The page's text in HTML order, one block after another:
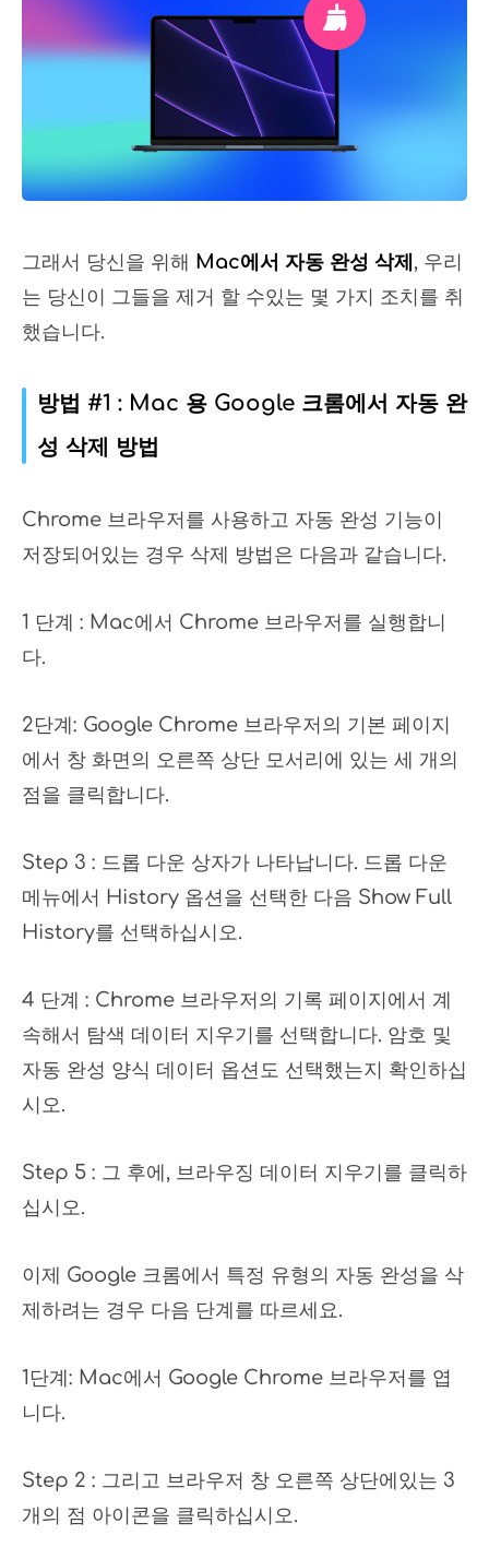
그래서 당신을 위해 Mac에서 자동 완성 삭제 , 우리
는 당신이 그들을 제거 할 수있는 몇 가지 조치를 취
했습니다.
방법 #1 : Mac 용 Google 크롬에서 자동 완
성 삭제 방법
Chrome 브라우저를 사용하고 자동 완성 기능이
저장되어있는 경우 삭제 방법은 다음과 같습니다.
1 단계 : Mac에서 Chrome 브라우저를 실행합니
다.
2단계: Google Chrome 브라우저의 기본 페이지
에서 창 화면의 오른쪽 상단 모서리에 있는 세 개의
점을 클릭합니다.
Step 3 : 드롭 다운 상자가 나타납니다. 드롭 다운
메뉴에서 History 옵션을 선택한 다음 Show Full
History를 선택하십시오.
4 단계 : Chrome 브라우저의 기록 페이지에서 계
속해서 탐색 데이터 지우기를 선택합니다. 암호 및
자동 완성 양식 데이터 옵션도 선택했는지 확인하십
시오.
Step 5 : 그 후에, 브라우징 데이터 지우기를 클릭하
십시오.
이제 Google 크롬에서 특정 유형의 자동 완성을 삭
제하려는 경우 다음 단계를 따르세요.
1단계: Mac에서 Google Chrome 브라우저를 엽
니다.
Step 2 : 그리고 브라우저 창 오른쪽 상단에있는 3
개의 점 아이콘을 클릭하십시오.